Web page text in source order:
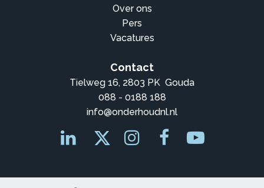
Over ons
Pers
Vacatures
Contact
Tielweg 16, 2803 PK Gouda
088 - 0188 188
info@onderhoudnl.nl